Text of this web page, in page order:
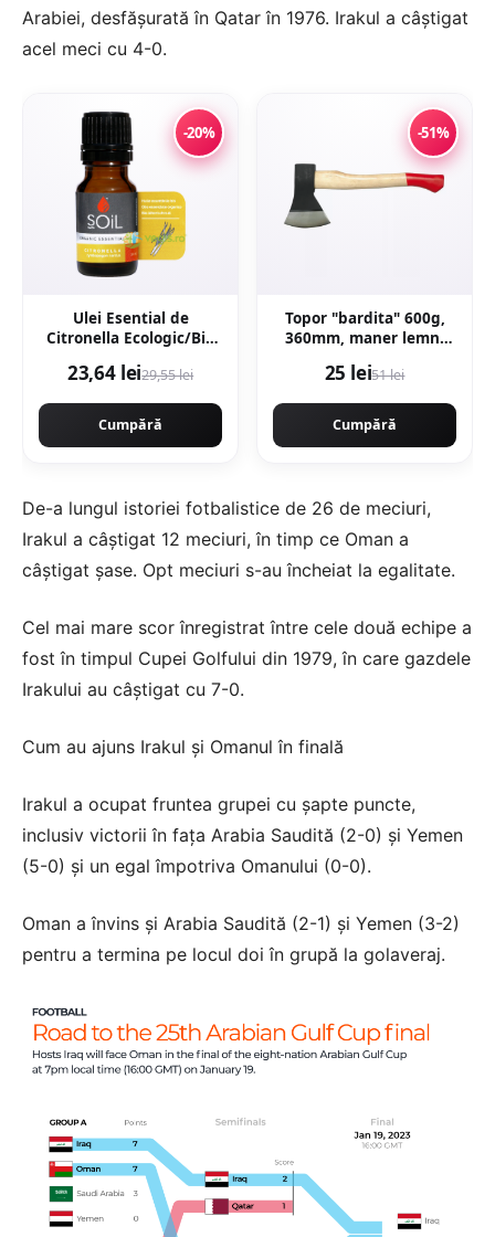
Arabiei, desfășurată în Qatar în 1976. Irakul a câștigat
acel meci cu 4-0.
-20%
Ulei Esential de
Citronella Ecologic/Bio
23,64 lei29,55 lei
Cumpără
-51%
Topor "bardita" 600g,
360mm, maner lemn,
Tec MX435
25 lei51 lei
Cumpără
De-a lungul istoriei fotbalistice de 26 de meciuri,
Irakul a câștigat 12 meciuri, în timp ce Oman a
câștigat șase. Opt meciuri s-au încheiat la egalitate.
Cel mai mare scor înregistrat între cele două echipe a
fost în timpul Cupei Golfului din 1979, în care gazdele
Irakului au câștigat cu 7-0.
Cum au ajuns Irakul și Omanul în finală
Irakul a ocupat fruntea grupei cu șapte puncte,
inclusiv victorii în fața Arabia Saudită (2-0) și Yemen
(5-0) și un egal împotriva Omanului (0-0).
Oman a învins și Arabia Saudită (2-1) și Yemen (3-2)
pentru a termina pe locul doi în grupă la golaveraj.